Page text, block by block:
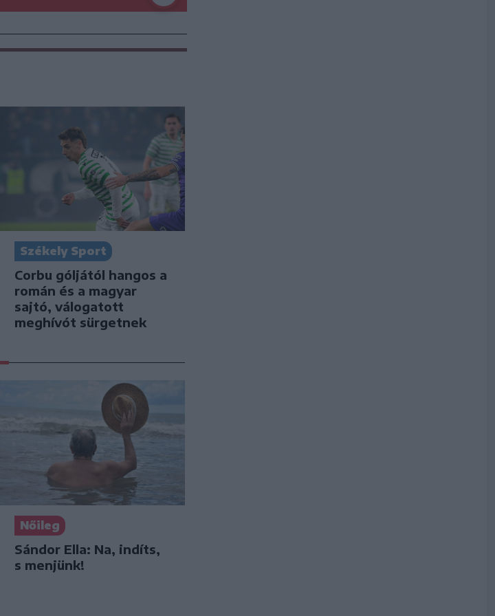
Székely Sport
Corbu góljától hangos a
román és a magyar
sajtó, válogatott
meghívót sürgetnek
Nőileg
Sándor Ella: Na, indíts,
s menjünk!